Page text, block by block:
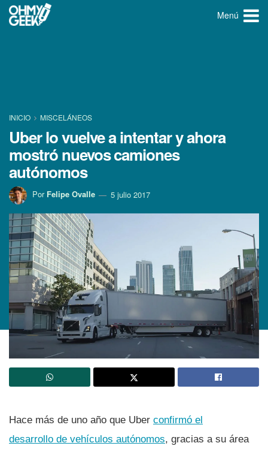
Menú
INICIO MISCELÁNEOS
Uber lo vuelve a intentar y ahora
mostró nuevos camiones
autónomos
Por Felipe Ovalle 5 julio 2017
Hace más de uno año que Uber confirmó el
desarrollo de vehí­culos autónomos, gracias a su área